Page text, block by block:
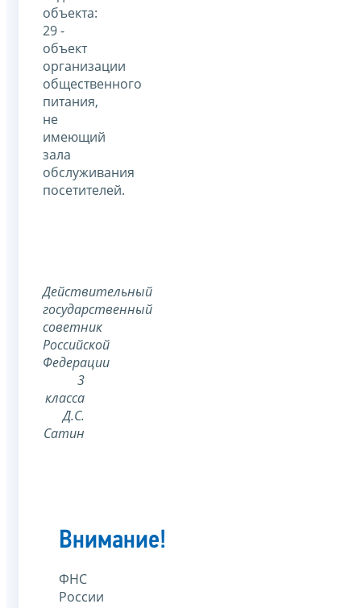
объекта:
29 -
объект
организации
общественного
питания,
не
имеющий
зала
обслуживания
посетителей.
Действительный
государственный
советник
Российской
Федерации
3
класса
Д.С.
Сатин
Внимание!
ФНС
России